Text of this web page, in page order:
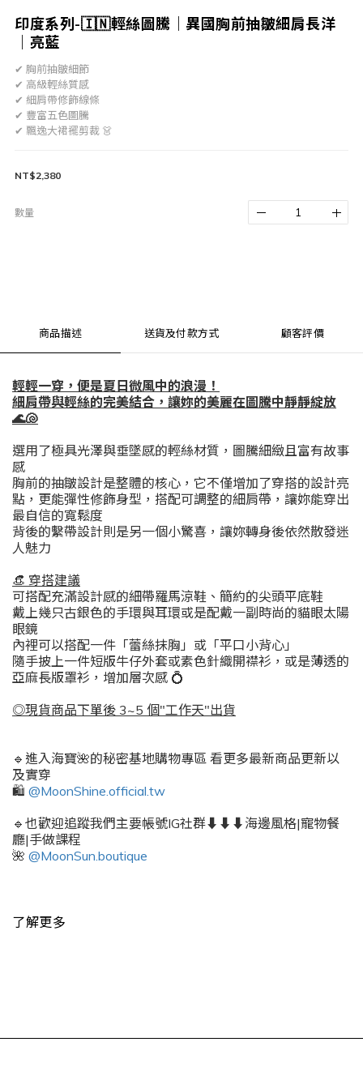
印度系列-🇮🇳輕絲圖騰｜異國胸前抽皺細肩長洋
｜亮藍
✔ 胸前抽皺細節
✔ 高級輕絲質感
✔ 細肩帶修飾線條
✔ 豐富五色圖騰
✔ 飄逸大裙襬剪裁 👗
NT$2,380
數量
商品描述 送貨及付款方式 顧客評價
輕輕一穿，便是夏日微風中的浪漫！
細肩帶與輕絲的完美結合，讓妳的美麗在圖騰中靜靜綻放
🌊🐚
選用了極具光澤與垂墜感的輕絲材質，圖騰細緻且富有故事
感
胸前的抽皺設計是整體的核心，它不僅增加了穿搭的設計亮
點，更能彈性修飾身型，搭配可調整的細肩帶，讓妳能穿出
最自信的寬鬆度
背後的繫帶設計則是另一個小驚喜，讓妳轉身後依然散發迷
人魅力
​👒 穿搭建議
​可搭配充滿設計感的細帶羅馬涼鞋、 簡約的尖頭平底鞋
戴上幾只古銀色的手環與耳環或是配戴一副時尚的貓眼太陽
眼鏡
內裡可以搭配一件「蕾絲抹胸」或「平口小背心」
隨手披上一件短版牛仔外套或素色針織開襟衫，或是薄透的
亞麻長版罩衫 ，增加層次感 💍
◎現貨商品下單後 3~5 個"工作天"出貨
🔹進入海寶🌺的秘密基地購物專區 看更多最新商品更新以
及實穿
🛍️ @MoonShine.official.tw
🔹也歡迎追蹤我們主要帳號IG社群⬇️⬇️⬇️海邊風格|寵物餐
廳|手做課程
🌺 @MoonSun.boutique
了解更多